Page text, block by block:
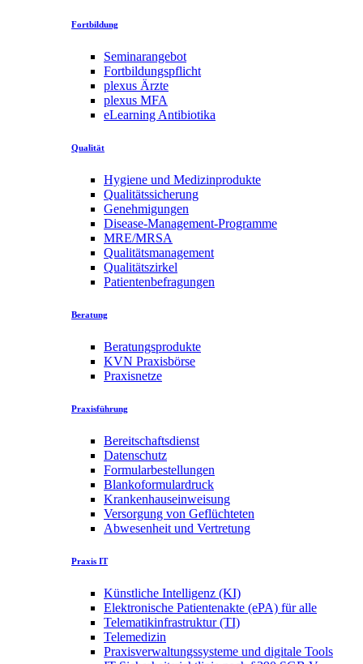
Fortbildung
Seminarangebot
Fortbildungspflicht
plexus Ärzte
plexus MFA
eLearning Antibiotika
Qualität
Hygiene und Medizinprodukte
Qualitätssicherung
Genehmigungen
Disease-Management-Programme
MRE/MRSA
Qualitätsmanagement
Qualitätszirkel
Patientenbefragungen
Beratung
Beratungsprodukte
KVN Praxisbörse
Praxisnetze
Praxisführung
Bereitschaftsdienst
Datenschutz
Formularbestellungen
Blankoformulardruck
Krankenhauseinweisung
Versorgung von Geflüchteten
Abwesenheit und Vertretung
Praxis IT
Künstliche Intelligenz (KI)
Elektronische Patientenakte (ePA) für alle
Telematikinfrastruktur (TI)
Telemedizin
Praxisverwaltungssysteme und digitale Tools